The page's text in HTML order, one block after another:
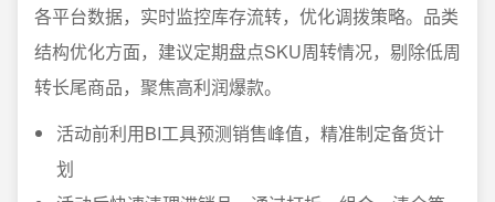
各平台数据，实时监控库存流转，优化调拨策略。品类
结构优化方面，建议定期盘点SKU周转情况，剔除低周
转长尾商品，聚焦高利润爆款。
活动前利用BI工具预测销售峰值，精准制定备货计
划